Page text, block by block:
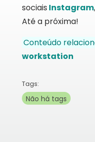
sociais Instagram,
Até a próxima!
Conteúdo
workstation
Tags:
Não há tags